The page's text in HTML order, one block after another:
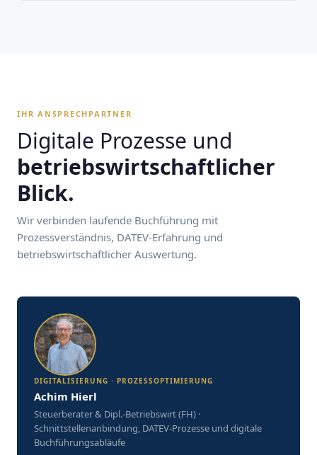
IHR ANSPRECHPARTNER
Digitale Prozesse und
betriebswirtschaftlicher
Blick.
Wir verbinden laufende Buchführung mit
Prozessverständnis, DATEV-Erfahrung und
betriebswirtschaftlicher Auswertung.
DIGITALISIERUNG · PROZESSOPTIMIERUNG
Achim Hierl
Steuerberater & Dipl.-Betriebswirt (FH) ·
Schnittstellenanbindung, DATEV-Prozesse und digitale
Buchführungsabläufe